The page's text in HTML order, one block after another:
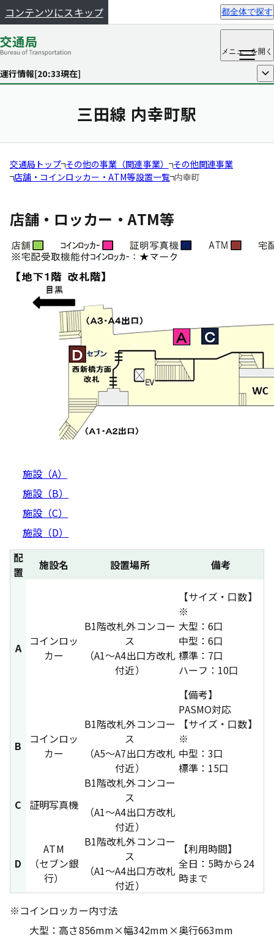
コンテンツにスキップ 都全体で探す
メニューを開く
運行情報[20:33現在] 開く
三田線 内幸町駅
交通局トップ その他の事業（関連事業）
その他関連事業
店舗・コインロッカー・ATM等設置一覧 内幸町
店舗・ロッカー・ATM等
施設（A）
施設（B）
施設（C）
施設（D）
配
置
施設名 設置場所 備考
A
コインロッ
カー
B1階改札外コンコー
ス
（A1～A4出口方改札
付近）
【サイズ・口数】
※
大型：6口
中型：6口
標準：7口
ハーフ：10口
【備考】
PASMO対応
B
コインロッ
カー
B1階改札外コンコー
ス
（A5～A7出口方改札
付近）
【サイズ・口数】
※
中型：3口
標準：15口
C 証明写真機
B1階改札外コンコー
ス
（A1～A4出口方改札
付近）
D
ATM
（セブン銀
行）
B1階改札外コンコー
ス
（A1～A4出口方改札
付近）
【利用時間】
全日：5時から24
時まで
※コインロッカー内寸法
大型：高さ856mm×幅342mm×奥行663mm